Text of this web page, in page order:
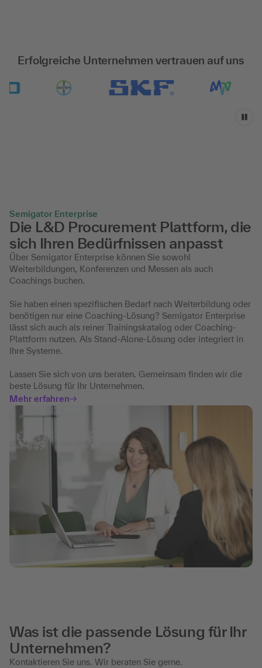
Erfolgreiche Unternehmen vertrauen auf uns
Semigator Enterprise
Die L&D Procurement Plattform, die
sich Ihren Bedürfnissen anpasst
Über Semigator Enterprise können Sie sowohl
Weiterbildungen, Konferenzen und Messen als auch
Coachings buchen.
Sie haben einen spezifischen Bedarf nach Weiterbildung oder
benötigen nur eine Coaching-Lösung? Semigator Enterprise
lässt sich auch als reiner Trainingskatalog oder Coaching-
Plattform nutzen. Als Stand-Alone-Lösung oder integriert in
Ihre Systeme.
Lassen Sie sich von uns beraten. Gemeinsam finden wir die
beste Lösung für Ihr Unternehmen.
Mehr erfahren
Was ist die passende Lösung für Ihr
Unternehmen?
Kontaktieren Sie uns. Wir beraten Sie gerne.